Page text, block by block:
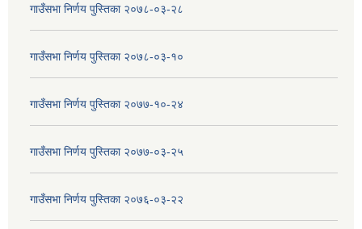
गाउँसभा निर्णय पुस्तिका २०७८-०३-२८
गाउँसभा निर्णय पुस्तिका २०७८-०३-१०
गाउँसभा निर्णय पुस्तिका २०७७-१०-२४
गाउँसभा निर्णय पुस्तिका २०७७-०३-२५
गाउँसभा निर्णय पुस्तिका २०७६-०३-२२